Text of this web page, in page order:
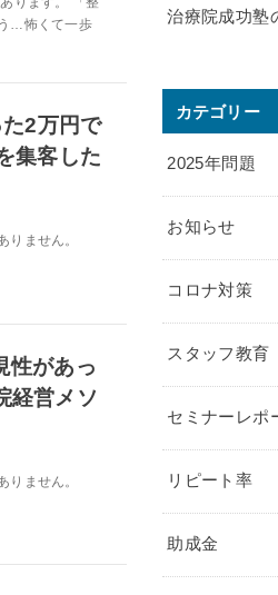
…怖くて一歩
2万円で
集客した
りません。
性があっ
経営メソ
りません。
治療院成功塾
カテゴリー
2025年問題
お知らせ
コロナ対策
スタッフ教育
セミナーレポ
リピート率
助成金